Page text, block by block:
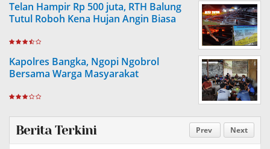
Telan Hampir Rp 500 juta, RTH Balung
Tutul Roboh Kena Hujan Angin Biasa
Kapolres Bangka, Ngopi Ngobrol
Bersama Warga Masyarakat
Prev Next
Berita Terkini